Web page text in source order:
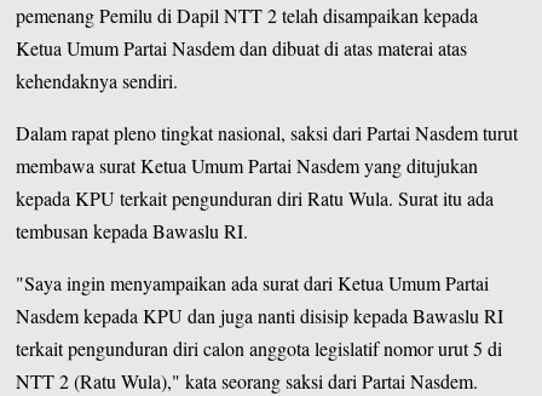
pemenang Pemilu di Dapil NTT 2 telah disampaikan kepada
Ketua Umum Partai Nasdem dan dibuat di atas materai atas
kehendaknya sendiri.
Dalam rapat pleno tingkat nasional, saksi dari Partai Nasdem turut
membawa surat Ketua Umum Partai Nasdem yang ditujukan
kepada KPU terkait pengunduran diri Ratu Wula. Surat itu ada
tembusan kepada Bawaslu RI.
"Saya ingin menyampaikan ada surat dari Ketua Umum Partai
Nasdem kepada KPU dan juga nanti disisip kepada Bawaslu RI
terkait pengunduran diri calon anggota legislatif nomor urut 5 di
NTT 2 (Ratu Wula)," kata seorang saksi dari Partai Nasdem.